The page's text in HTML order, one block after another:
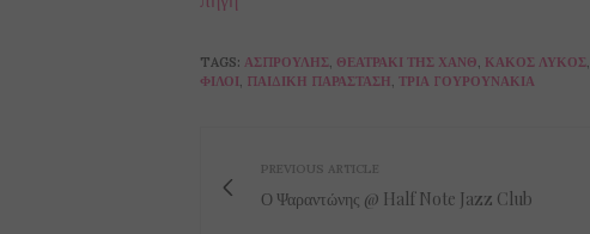
TAGS: ΑΣΠΡΟΎΛΗΣ, ΘΕΑΤΡΆΚΙ ΤΗΣ ΧΑΝΘ, ΚΑΚΌΣ ΛΎΚΟΣ,
ΦΊΛΟΙ, ΠΑΙΔΙΚΉ ΠΑΡΆΣΤΑΣΗ, ΤΡΊΑ ΓΟΥΡΟΥΝΆΚΙΑ
PREVIOUS ARTICLE
Ο Ψαραντώνης @ Half Note Jazz Club